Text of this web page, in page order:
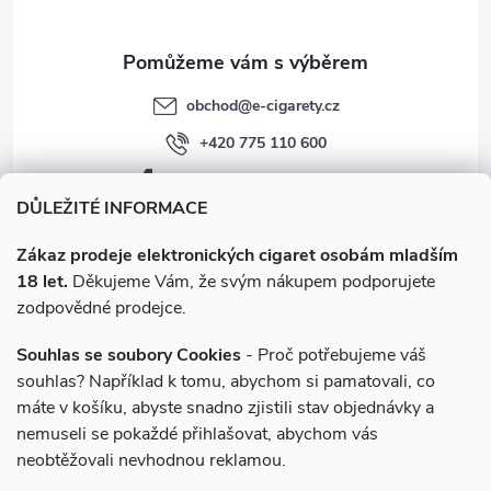
DŮLEŽITÉ INFORMACE
Zákaz prodeje elektronických cigaret osobám mladším
18 let. Děkujeme Vám, že svým nákupem podporujete
zodpovědné prodejce.
Souhlas se soubory Cookies - Proč potřebujeme váš
souhlas? Například k tomu, abychom si pamatovali, co
máte v košíku, abyste snadno zjistili stav objednávky a
nemuseli se pokaždé přihlašovat, abychom vás
neobtěžovali nevhodnou reklamou.
p
i
s
u
obchod@e-cigarety.cz
+420 775 110 600
Instagram